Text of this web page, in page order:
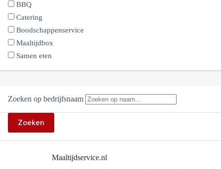
BBQ
Catering
Boodschappenservice
Maaltijdbox
Samen eten
Zoeken op bedrijfsnaam
Zoeken
Maaltijdservice.nl